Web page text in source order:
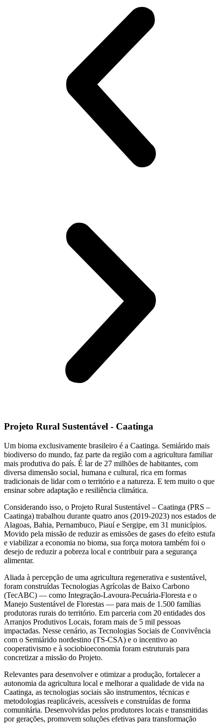
Projeto Rural Sustentável - Caatinga
Um bioma exclusivamente brasileiro é a Caatinga. Semiárido mais
biodiverso do mundo, faz parte da região com a agricultura familiar
mais produtiva do país. É lar de 27 milhões de habitantes, com
diversa dimensão social, humana e cultural, rica em formas
tradicionais de lidar com o território e a natureza. E tem muito o que
ensinar sobre adaptação e resiliência climática.
Considerando isso, o Projeto Rural Sustentável – Caatinga (PRS –
Caatinga) trabalhou durante quatro anos (2019-2023) nos estados de
Alagoas, Bahia, Pernambuco, Piauí e Sergipe, em 31 municípios.
Movido pela missão de reduzir as emissões de gases do efeito estufa
e viabilizar a economia no bioma, sua força motora também foi o
desejo de reduzir a pobreza local e contribuir para a segurança
alimentar.
Aliada à percepção de uma agricultura regenerativa e sustentável,
foram construídas Tecnologias Agrícolas de Baixo Carbono
(TecABC) — como Integração-Lavoura-Pecuária-Floresta e o
Manejo Sustentável de Florestas — para mais de 1.500 famílias
produtoras rurais do território. Em parceria com 20 entidades dos
Arranjos Produtivos Locais, foram mais de 5 mil pessoas
impactadas. Nesse cenário, as Tecnologias Sociais de Convivência
com o Semiárido nordestino (TS-CSA) e o incentivo ao
cooperativismo e à sociobioeconomia foram estruturais para
concretizar a missão do Projeto.
Relevantes para desenvolver e otimizar a produção, fortalecer a
autonomia da agricultura local e melhorar a qualidade de vida na
Caatinga, as tecnologias sociais são instrumentos, técnicas e
metodologias reaplicáveis, acessíveis e construídas de forma
comunitária. Desenvolvidas pelos produtores locais e transmitidas
por gerações, promovem soluções efetivas para transformação